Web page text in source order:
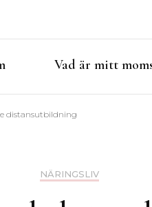
Vad är mitt
distansutbildning
NÄRINGSLIV